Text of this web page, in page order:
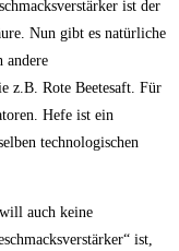
ist der
Nun gibt es natürliche
andere
z.B. Rote Beetesaft. Für
Hefe ist ein
technologischen
auch keine
ist,